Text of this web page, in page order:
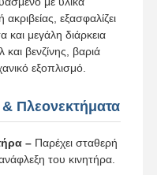
εξασφαλίζει
μεγάλη διάρκεια
και βενζίνης, βαριά
εξοπλισμό.
Πλεονεκτήματα
–Παρέχει σταθερή
του κινητήρα.